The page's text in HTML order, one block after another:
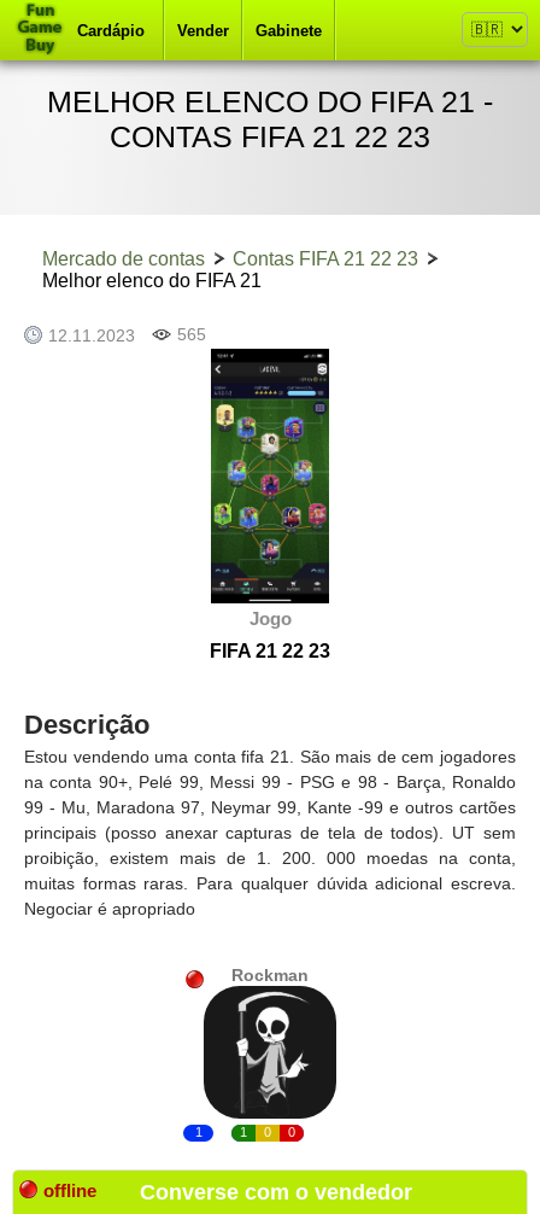
Cardápio Vender Gabinete
MELHOR ELENCO DO FIFA 21 -
CONTAS FIFA 21 22 23
Mercado de contas
Contas FIFA 21 22 23
Melhor elenco do FIFA 21
12.11.2023 565
Jogo
FIFA 21 22 23
Descrição
Estou vendendo uma conta fifa 21. São mais de cem jogadores
na conta 90+, Pelé 99, Messi 99 - PSG e 98 - Barça, Ronaldo
99 - Mu, Maradona 97, Neymar 99, Kante -99 e outros cartões
principais (posso anexar capturas de tela de todos). UT sem
proibição, existem mais de 1. 200. 000 moedas na conta,
muitas formas raras. Para qualquer dúvida adicional escreva.
Negociar é apropriado
Rockman
1 1 0 0
offline Converse com o vendedor